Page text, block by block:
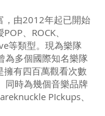
，由2012年起已開始
、ROCK、
等類型。現為樂隊
為多個國際知名樂隊
擁有四百萬觀看次數
同時為幾個音樂品牌
PIckups、